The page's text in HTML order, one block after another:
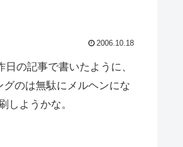
2006.10.18
の記事で書いたように、
のは無駄にメルヘンにな
しようかな。